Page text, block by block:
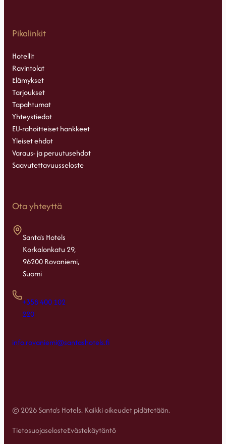
Pikalinkit
Hotellit
Ravintolat
Elämykset
Tarjoukset
Tapahtumat
Yhteystiedot
EU-rahoitteiset hankkeet
Yleiset ehdot
Varaus- ja peruutusehdot
Saavutettavuusseloste
Ota yhteyttä
Santa's Hotels
Korkalonkatu 29,
96200 Rovaniemi,
Suomi
+358 400 102
220
info.rovaniemi@santashotels.fi
© 2026 Santa's Hotels. Kaikki oikeudet pidätetään.
TietosuojaselosteEvästekäytäntö